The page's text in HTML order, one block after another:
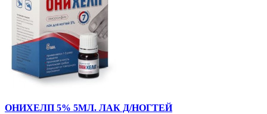
ОНИХЕЛП 5% 5МЛ. ЛАК Д/НОГТЕЙ